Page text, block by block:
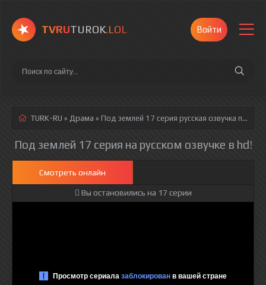
TVRUTUROK.LOL Войти
TURK-RU » Драма » Под землей 17 серия русская озвучка полностью смотреть онлайн!
Под землей 17 серия на русском озвучке в hd!
Смотреть онлайн
Вы остановились на 17 серии